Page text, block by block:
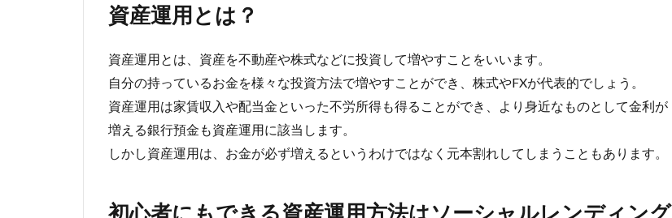
資産運用とは？
資産運用とは、資産を不動産や株式などに投資して増やすことをいいます。
自分の持っているお金を様々な投資方法で増やすことができ、株式やFXが代表的でしょう。
資産運用は家賃収入や配当金といった不労所得も得ることができ、より身近なものとして金利が
増える銀行預金も資産運用に該当します。
しかし資産運用は、お金が必ず増えるというわけではなく元本割れしてしまうこともあります。
初心者にもできる資産運用方法はソーシャルレンディング